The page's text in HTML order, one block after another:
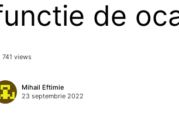
de
741 views
Mihail Eftimie
23 septembrie 2022